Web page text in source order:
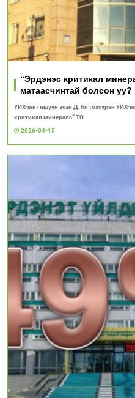
“Эрдэнэс критикал
матаасчинтай болсон уу?
УИХ-ын гишүүн асан Д.Тогтохсүрэн УИХ-
критикал минералс” ТӨ
2026-04-15